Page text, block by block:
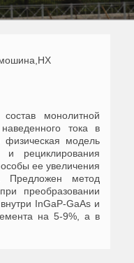
монолитной
тока в
физическая модель
и рециклирования
ее увеличения
Предложен метод
преобразовании
InGaP-GaAs и
на 5-9%, а в